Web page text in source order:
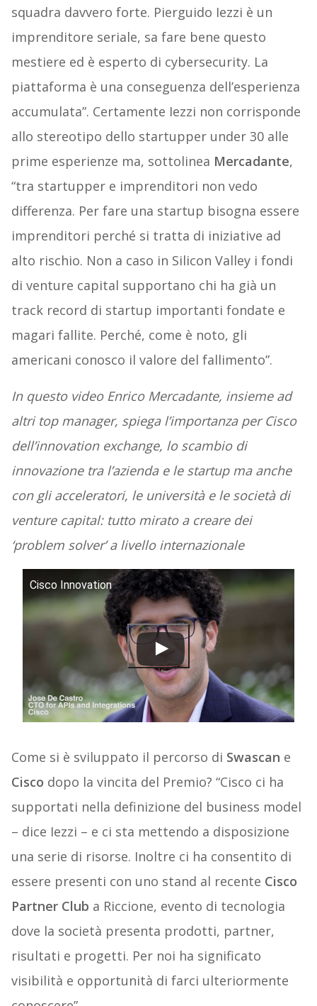
squadra davvero forte. Pierguido Iezzi è un
imprenditore seriale, sa fare bene questo
mestiere ed è esperto di cybersecurity. La
piattaforma è una conseguenza dell’esperienza
accumulata”. Certamente Iezzi non corrisponde
allo stereotipo dello startupper under 30 alle
prime esperienze ma, sottolinea Mercadante,
“tra startupper e imprenditori non vedo
differenza. Per fare una startup bisogna essere
imprenditori perché si tratta di iniziative ad
alto rischio. Non a caso in Silicon Valley i fondi
di venture capital supportano chi ha già un
track record di startup importanti fondate e
magari fallite. Perché, come è noto, gli
americani conosco il valore del fallimento”.
In questo video Enrico Mercadante, insieme ad
altri top manager, spiega l’importanza per Cisco
dell’innovation exchange, lo scambio di
innovazione tra l’azienda e le startup ma anche
con gli acceleratori, le università e le società di
venture capital: tutto mirato a creare dei
‘problem solver’ a livello internazionale
Cisco Innovation
Come si è sviluppato il percorso di Swascan e
Cisco dopo la vincita del Premio? “Cisco ci ha
supportati nella definizione del business model
– dice Iezzi – e ci sta mettendo a disposizione
una serie di risorse. Inoltre ci ha consentito di
essere presenti con uno stand al recente Cisco
Partner Club a Riccione, evento di tecnologia
dove la società presenta prodotti, partner,
risultati e progetti. Per noi ha significato
visibilità e opportunità di farci ulteriormente